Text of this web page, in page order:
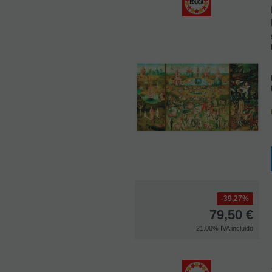
39,27%
79,50 €
21.00% IVA incluido